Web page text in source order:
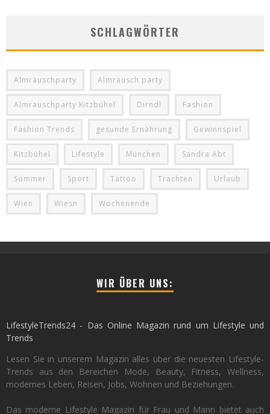
SCHLAGWÖRTER
Almrauschparty Almrausch party
Almrauschparty Kitzbühel Dirndl Fashion
Fashion Trends gesunde Ernährung Gewinnspiel
Kitzbühel Lifestyle München Sandra Abt
Sommer Sport Tattoo Trachten Urlaub
Wien Wiesn Wochenende
WIR ÜBER UNS:
LifestyleTrends24 - Das Online Magazin rund um Lifestyle und
Trends
Lesen Sie in unserem Magazin alles über die neuesten Lifestyle-
Trends aus den Bereichen Mode, Beauty, Fitness, Wellness,
modernes Leben, Reisen, Jobs, Wohnen und Beziehungen.
Das moderne Lifestyle Magazin für Frau und Mann bietet auch